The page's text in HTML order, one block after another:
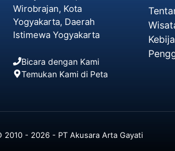
Wirobrajan, Kota
Yogyakarta, Daerah
Istimewa Yogyakarta
Bicara dengan Kami
Temukan Kami di Peta
2010 - 2026 - PT Akusara Arta Gayati